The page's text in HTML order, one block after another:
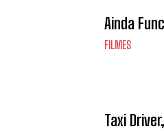
Ainda
FILMES
Taxi